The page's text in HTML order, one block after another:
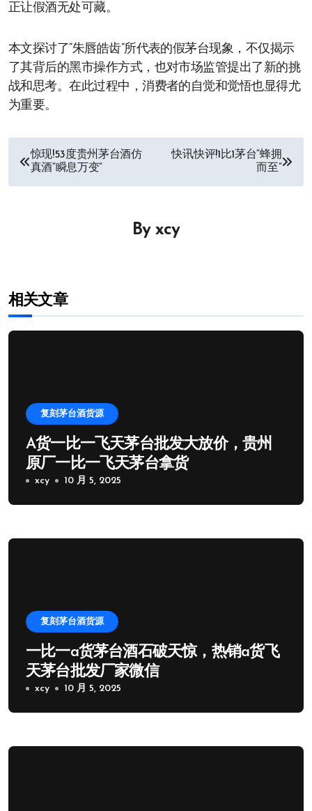
正让假酒无处可藏。
本文探讨了“朱唇皓齿”所代表的假茅台现象，不仅揭示
了其背后的黑市操作方式，也对市场监管提出了新的挑
战和思考。在此过程中，消费者的自觉和觉悟也显得尤
为重要。
文
章
惊现!53度贵州茅台酒仿
真酒“瞬息万变”
快讯快评!1比1茅台“蜂拥
而至”
By xcy
相关文章
复刻茅台酒货源
A货一比一飞天茅台批发大放价，贵州
原厂一比一飞天茅台拿货
xcy 10 月 5, 2025
复刻茅台酒货源
一比一a货茅台酒石破天惊，热销a货飞
天茅台批发厂家微信
xcy 10 月 5, 2025